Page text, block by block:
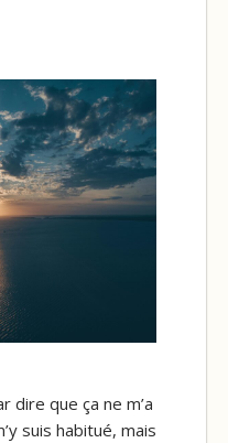
dire que ça ne m’a
suis habitué, mais